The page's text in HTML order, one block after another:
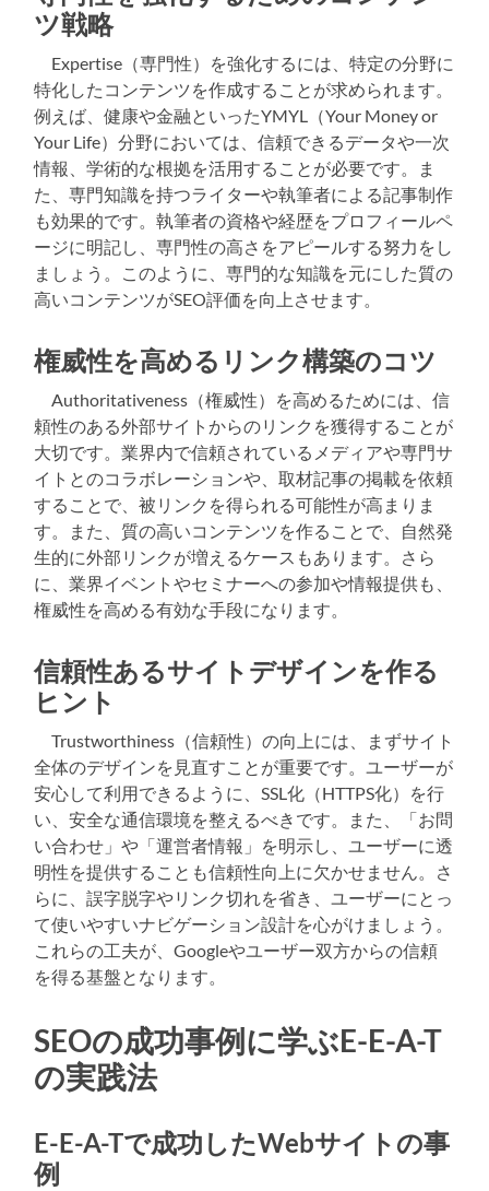
ツ戦略
Expertise（専門性）を強化するには、特定の分野に
特化したコンテンツを作成することが求められます。
例えば、健康や金融といったYMYL（Your Money or
Your Life）分野においては、信頼できるデータや一次
情報、学術的な根拠を活用することが必要です。ま
た、専門知識を持つライターや執筆者による記事制作
も効果的です。執筆者の資格や経歴をプロフィールペ
ージに明記し、専門性の高さをアピールする努力をし
ましょう。このように、専門的な知識を元にした質の
高いコンテンツがSEO評価を向上させます。
権威性を高めるリンク構築のコツ
Authoritativeness（権威性）を高めるためには、信
頼性のある外部サイトからのリンクを獲得することが
大切です。業界内で信頼されているメディアや専門サ
イトとのコラボレーションや、取材記事の掲載を依頼
することで、被リンクを得られる可能性が高まりま
す。また、質の高いコンテンツを作ることで、自然発
生的に外部リンクが増えるケースもあります。さら
に、業界イベントやセミナーへの参加や情報提供も、
権威性を高める有効な手段になります。
信頼性あるサイトデザインを作る
ヒント
Trustworthiness（信頼性）の向上には、まずサイト
全体のデザインを見直すことが重要です。ユーザーが
安心して利用できるように、SSL化（HTTPS化）を行
い、安全な通信環境を整えるべきです。また、「お問
い合わせ」や「運営者情報」を明示し、ユーザーに透
明性を提供することも信頼性向上に欠かせません。さ
らに、誤字脱字やリンク切れを省き、ユーザーにとっ
て使いやすいナビゲーション設計を心がけましょう。
これらの工夫が、Googleやユーザー双方からの信頼
を得る基盤となります。
SEOの成功事例に学ぶE-E-A-T
の実践法
E-E-A-Tで成功したWebサイトの事
例